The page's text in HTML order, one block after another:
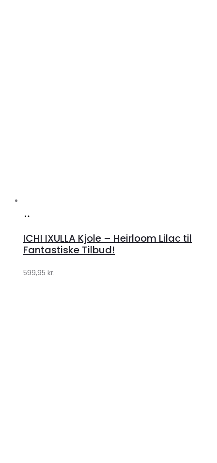
Klædeskabet.dk
ICHI IXULLA Kjole – Heirloom Lilac til
Fantastiske Tilbud!
599,95 kr.